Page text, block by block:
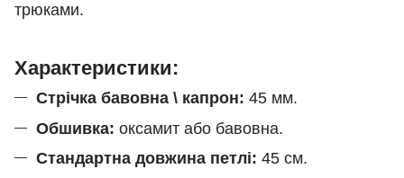
трюками.
Характеристики:
Стрічка бавовна \ капрон: 45 мм.
Обшивка: оксамит або бавовна.
Стандартна довжина петлі: 45 см.